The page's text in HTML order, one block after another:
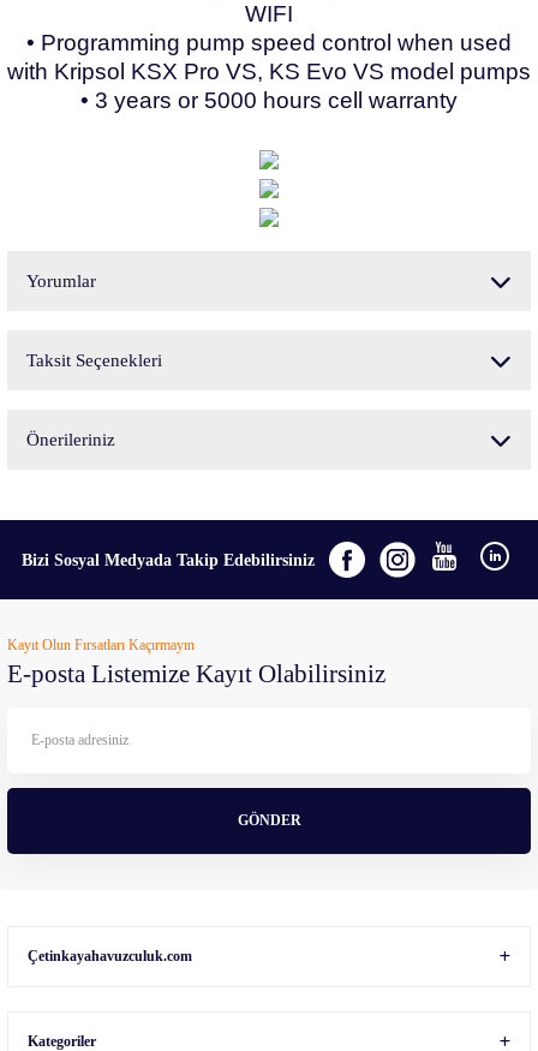
WIFI
• Programming pump speed control when used
with Kripsol KSX Pro VS, KS Evo VS model pumps
• 3 years or 5000 hours cell warranty
Yorumlar
Taksit Seçenekleri
Önerileriniz
Görüş ve önerileriniz için teşekkür ederiz.
Ürün açıklamasında eksik bilgiler bulunuyor.
Ürün fiyatı diğer sitelerden daha pahalı.
Bizi Sosyal Medyada Takip Edebilirsiniz
Kayıt Olun Fırsatları Kaçırmayın
E-posta Listemize Kayıt Olabilirsiniz
GÖNDER
Çetinkayahavuzculuk.com
Kategoriler